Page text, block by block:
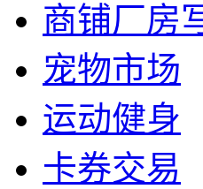
商铺厂房
宠物市场
运动健身
卡券交易